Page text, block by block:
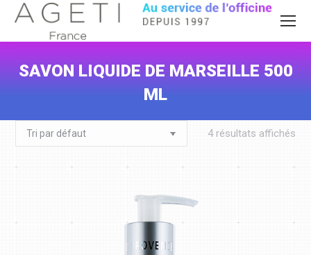
SAVON LIQUIDE DE MARSEILLE 500
ML
4 résultats affichés